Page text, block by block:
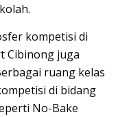
kompetisi di
Cibinong juga
ruang kelas
di bidang
No-Bake